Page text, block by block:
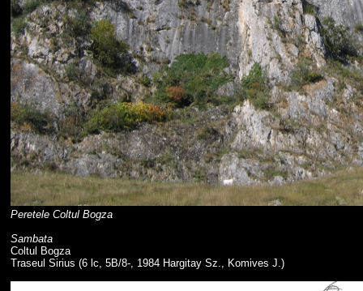
Peretele Coltul Bogza
Sambata
Coltul Bogza
Traseul Sirius (6 lc, 5B/8-, 1984 Hargitay Sz., Komives J.)